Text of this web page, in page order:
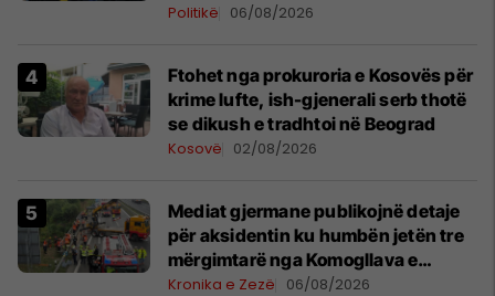
rëndë kushtetuese
Politikë 06/08/2026
Ftohet nga prokuroria e Kosovës për
krime lufte, ish-gjenerali serb thotë
se dikush e tradhtoi në Beograd
Kosovë 02/08/2026
Mediat gjermane publikojnë detaje
për aksidentin ku humbën jetën tre
mërgimtarë nga Komogllava e
Ferizajt
Kronika e Zezë 06/08/2026